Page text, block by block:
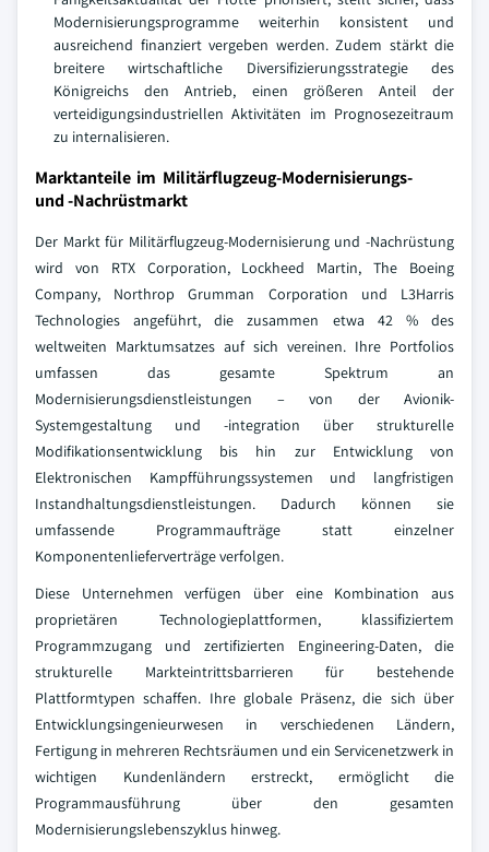
Modernisierungsprogramme weiterhin konsistent und
ausreichend finanziert vergeben werden. Zudem stärkt die
breitere wirtschaftliche Diversifizierungsstrategie des
Königreichs den Antrieb, einen größeren Anteil der
verteidigungsindustriellen Aktivitäten im Prognosezeitraum
zu internalisieren.
Marktanteile im Militärflugzeug-Modernisierungs-
und -Nachrüstmarkt
Der Markt für Militärflugzeug-Modernisierung und -Nachrüstung
wird von RTX Corporation, Lockheed Martin, The Boeing
Company, Northrop Grumman Corporation und L3Harris
Technologies angeführt, die zusammen etwa 42 % des
weltweiten Marktumsatzes auf sich vereinen. Ihre Portfolios
umfassen das gesamte Spektrum an
Modernisierungsdienstleistungen – von der Avionik-
Systemgestaltung und -integration über strukturelle
Modifikationsentwicklung bis hin zur Entwicklung von
Elektronischen Kampfführungssystemen und langfristigen
Instandhaltungsdienstleistungen. Dadurch können sie
umfassende Programmaufträge statt einzelner
Komponentenlieferverträge verfolgen.
Diese Unternehmen verfügen über eine Kombination aus
proprietären Technologieplattformen, klassifiziertem
Programmzugang und zertifizierten Engineering-Daten, die
strukturelle Markteintrittsbarrieren für bestehende
Plattformtypen schaffen. Ihre globale Präsenz, die sich über
Entwicklungsingenieurwesen in verschiedenen Ländern,
Fertigung in mehreren Rechtsräumen und ein Servicenetzwerk in
wichtigen Kundenländern erstreckt, ermöglicht die
Programmausführung über den gesamten
Modernisierungslebenszyklus hinweg.